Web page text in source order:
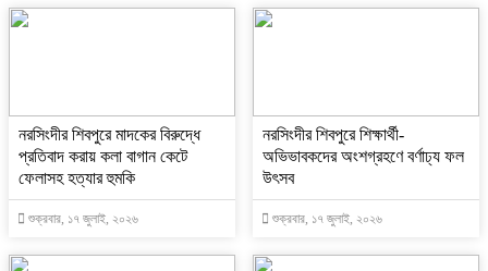
নরসিংদীর শিবপুরে মাদকের বিরুদ্ধে
প্রতিবাদ করায় কলা বাগান কেটে
ফেলাসহ হত্যার হুমকি
শুক্রবার, ১৭ জুলাই, ২০২৬
নরসিংদীর শিবপুরে শিক্ষার্থী-
অভিভাবকদের অংশগ্রহণে বর্ণাঢ্য ফল
উৎসব
শুক্রবার, ১৭ জুলাই, ২০২৬